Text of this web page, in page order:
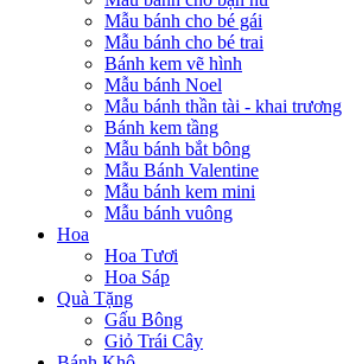
Mẫu bánh cho bé gái
Mẫu bánh cho bé trai
Bánh kem vẽ hình
Mẫu bánh Noel
Mẫu bánh thần tài - khai trương
Bánh kem tầng
Mẫu bánh bắt bông
Mẫu Bánh Valentine
Mẫu bánh kem mini
Mẫu bánh vuông
Hoa
Hoa Tươi
Hoa Sáp
Quà Tặng
Gấu Bông
Giỏ Trái Cây